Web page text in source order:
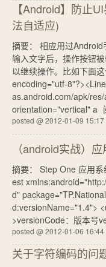
【Android】防止
法自适应)
摘要： 相应用过
输入文字后，操作按钮
以继续操作。比如下面
encoding="utf-
as.android.com/apk/
orientation="vertical" a
posted @ 2012-01-09
（android实战）
摘要： Step One 应用
est
d"
d:versionName="1.4">
>versionCode：版本号
posted @ 2012-01-06
关于字符编码的问